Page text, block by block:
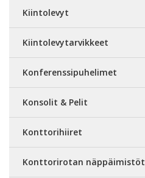
Kiintolevyt
Kiintolevytarvikkeet
Konferenssipuhelimet
Konsolit & Pelit
Konttorihiiret
Konttorirotan näppäimistöt